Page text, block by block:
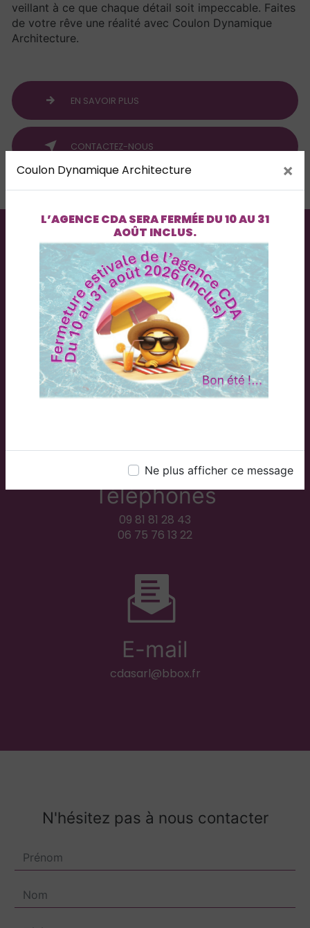
Coulon Dynamique Architecture ×
L’AGENCECDASERA FERMÉE DU10 AU 31
AOÛT INCLUS.
Ne plus afficher ce message
veillant à ce que chaque détail soit impeccable. Faites
de votre rêve une réalité avec Coulon Dynamique
Architecture.
EN SAVOIR PLUS
CONTACTEZ-NOUS
Adresse
2 Rue du Plessis, 71300 Montceau-les-Mines
Téléphones
09 81 81 28 43
06 75 76 13 22
E-mail
cdasarl@bbox.fr
N'hésitez pas à nous contacter